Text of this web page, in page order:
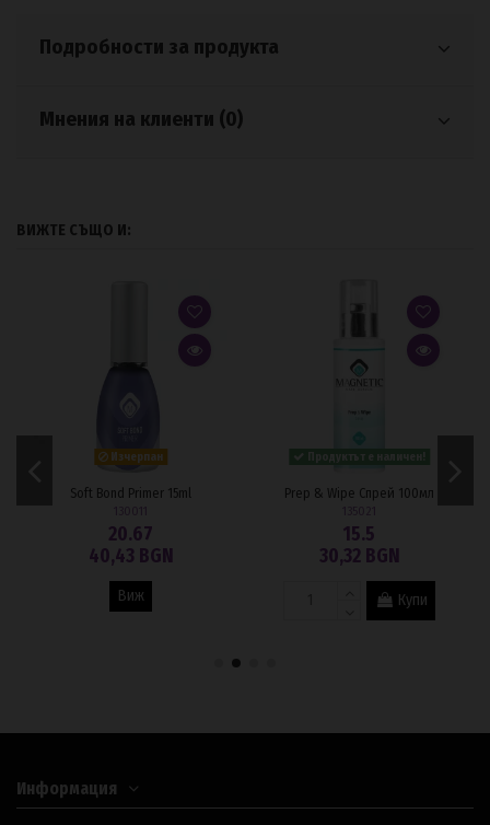
Подробности за продукта
Мнения на клиенти (0)
ВИЖТЕ СЪЩО И:
Изчерпан
Soft Bond Primer 15ml
20.67
40,43 BGN
Виж
Prep & Wipe Спрей 100мл
15.5
30,32 BGN
Купи
Информация